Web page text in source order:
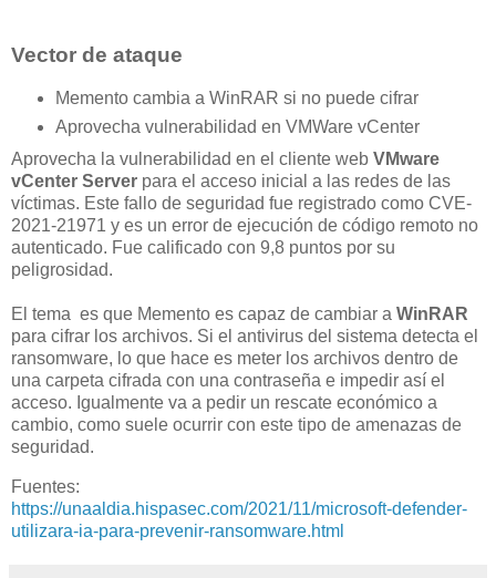
Vector de ataque
Memento cambia a WinRAR si no puede cifrar
Aprovecha vulnerabilidad en VMWare vCenter
Aprovecha la vulnerabilidad en el cliente web VMware
vCenter Server para el acceso inicial a las redes de las
víctimas. Este fallo de seguridad fue registrado como CVE-
2021-21971 y es un error de ejecución de código remoto no
autenticado. Fue calificado con 9,8 puntos por su
peligrosidad.
El tema es que Memento es capaz de cambiar a WinRAR
para cifrar los archivos. Si el antivirus del sistema detecta el
ransomware, lo que hace es meter los archivos dentro de
una carpeta cifrada con una contraseña e impedir así el
acceso. Igualmente va a pedir un rescate económico a
cambio, como suele ocurrir con este tipo de amenazas de
seguridad.
Fuentes:
https://unaaldia.hispasec.com/2021/11/microsoft-defender-
utilizara-ia-para-prevenir-ransomware.html